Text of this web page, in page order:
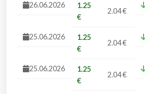
26.06.2026
1.25
€
2.04 €
25.06.2026
1.25
€
2.04 €
25.06.2026
1.25
€
2.04 €